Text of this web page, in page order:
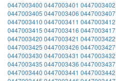
0447003400 0447003401 0447003402
0447003405 0447003406 0447003407
0447003410 0447003411 0447003412
0447003415 0447003416 0447003417
0447003420 0447003421 0447003422
0447003425 0447003426 0447003427
0447003430 0447003431 0447003432
0447003435 0447003436 0447003437
0447003440 0447003441 0447003442